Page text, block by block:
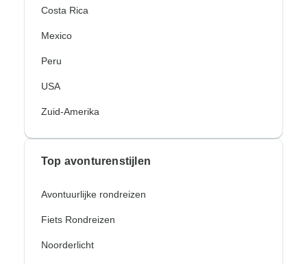
Costa Rica
Mexico
Peru
USA
Zuid-Amerika
Top avonturenstijlen
Avontuurlijke rondreizen
Fiets Rondreizen
Noorderlicht